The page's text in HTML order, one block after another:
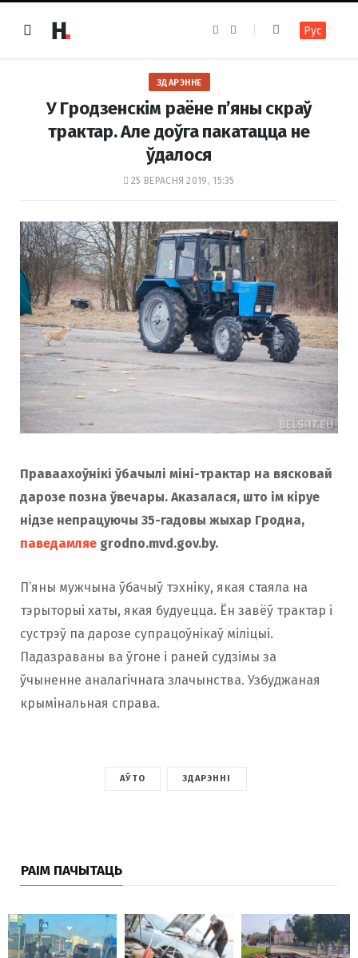
e
k
t
a
m
Рус
ЗДАРЭННЕ
У Гродзенскім раёне п’яны скраў
трактар. Але доўга пакатацца не
ўдалося
25 ВЕРАСНЯ 2019, 15:35
Праваахоўнікі ўбачылі міні-трактар на вясковай
дарозе позна ўвечары. Аказалася, што ім кіруе
нідзе непрацуючы 35-гадовы жыхар Гродна,
паведамляе grodno.mvd.gov.by.
П’яны мужчына ўбачыў тэхніку, якая стаяла на
тэрыторыі хаты, якая будуецца. Ён завёў трактар і
сустрэў па дарозе супрацоўнікаў міліцыі.
Падазраваны ва ўгоне і раней судзімы за
ўчыненне аналагічнага злачынства. Узбуджаная
крымінальная справа.
АЎТО ЗДАРЭННІ
РАІМ ПАЧЫТАЦЬ